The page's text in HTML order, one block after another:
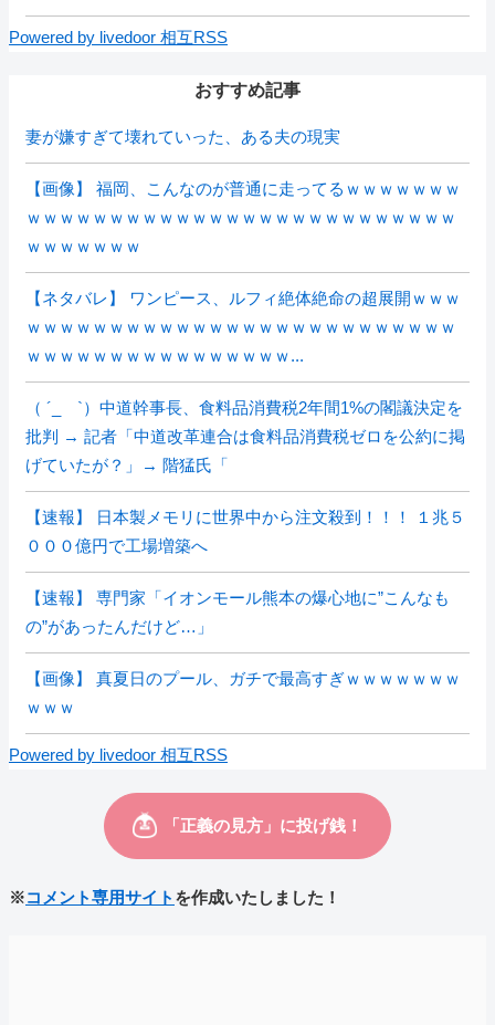
Powered by livedoor 相互RSS
おすすめ記事
妻が嫌すぎて壊れていった、ある夫の現実
【画像】 福岡、こんなのが普通に走ってるｗｗｗｗｗｗｗ
ｗｗｗｗｗｗｗｗｗｗｗｗｗｗｗｗｗｗｗｗｗｗｗｗｗｗ
ｗｗｗｗｗｗｗ
【ネタバレ】 ワンピース、ルフィ絶体絶命の超展開ｗｗｗ
ｗｗｗｗｗｗｗｗｗｗｗｗｗｗｗｗｗｗｗｗｗｗｗｗｗｗ
ｗｗｗｗｗｗｗｗｗｗｗｗｗｗｗｗ...
（ ´_ゝ`）中道幹事長、食料品消費税2年間1%の閣議決定を
批判 → 記者「中道改革連合は食料品消費税ゼロを公約に掲
げていたが？」→ 階猛氏「
【速報】 日本製メモリに世界中から注文殺到！！！ １兆５
０００億円で工場増築へ
【速報】 専門家「イオンモール熊本の爆心地に”こんなも
の”があったんだけど…」
【画像】 真夏日のプール、ガチで最高すぎｗｗｗｗｗｗｗ
ｗｗｗ
Powered by livedoor 相互RSS
※コメント専用サイト を作成いたしました！